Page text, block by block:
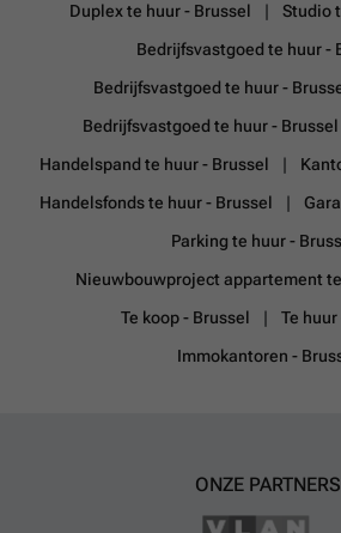
Duplex te huur - Brussel
Studio
Bedrijfsvastgoed te huur -
Bedrijfsvastgoed te huur -
Bedrijfsvastgoed te huur -
Handelspand te huur - Brussel
Handelsfonds te huur - Brussel
Parking te huur -
Nieuwbouwproject appartement
Te koop - Brussel
Te
Immokantoren -
ONZE PARTNERS